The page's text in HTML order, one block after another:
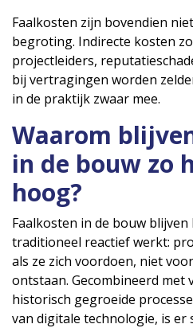
Faalkosten zijn bovendien
begroting. Indirecte kosten
projectleiders,
bij vertragingen worden
in de praktijk zwaar mee.
Waarom
in de bouw zo
hoog?
Faalkosten in de bouw
traditioneel reactief werkt:
als ze zich voordoen, niet
ontstaan. Gecombineerd met
historisch gegroeide
van digitale technologie, is